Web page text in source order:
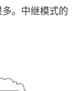
。中继模式的